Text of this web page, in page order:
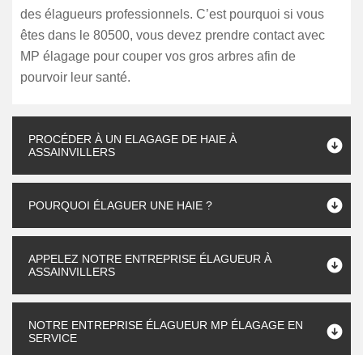
des élagueurs professionnels. C’est pourquoi si vous
êtes dans le 80500, vous devez prendre contact avec
MP élagage pour couper vos gros arbres afin de
pourvoir leur santé.
PROCÉDER À UN ELAGAGE DE HAIE À
ASSAINVILLERS
POURQUOI ÉLAGUER UNE HAIE ?
APPELEZ NOTRE ENTREPRISE ÉLAGUEUR À
ASSAINVILLERS
NOTRE ENTREPRISE ÉLAGUEUR MP ÉLAGAGE EN
SERVICE